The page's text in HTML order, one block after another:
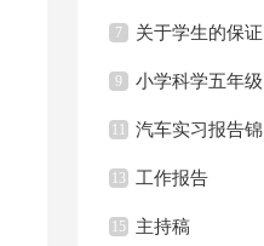
委托书
7 关于学生的保证
书汇总八篇
9 小学科学五年级
上册教学计划
11 汽车实习报告锦
集八篇
13 工作报告
15 主持稿